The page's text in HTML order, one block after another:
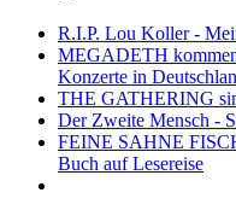
R.I.P. Lou Koller -
MEGADETH
Konzerte in
THE GATHERING
Der Zweite Mensch -
FEINE SAHNE
Buch auf Lesereise